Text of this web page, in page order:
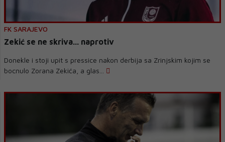
FK SARAJEVO
Zekić se ne skriva... naprotiv
Donekle i stoji upit s pressice nakon derbija sa Zrinjskim kojim se
bocnulo Zorana Zekića, a glas...